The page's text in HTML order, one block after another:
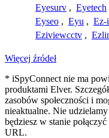
Eyesurv , Eyetech
Eyseo , Eyu , Ez-
Eziviewcctv ,
Więcej źródeł
* iSpyConnect nie ma
produktami Elver.
zasobów społeczności i
nieaktualne. Nie
będziesz w stanie
URL.